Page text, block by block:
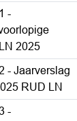
-
2025
- Jaarverslag
RUD LN
-